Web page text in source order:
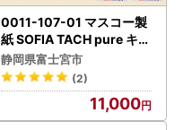
0011-107-01 マスコー製
紙 SOFIA TACH pure キッ
チンペーパー 80組×30個
静岡県富士宮市
(2)
11,000